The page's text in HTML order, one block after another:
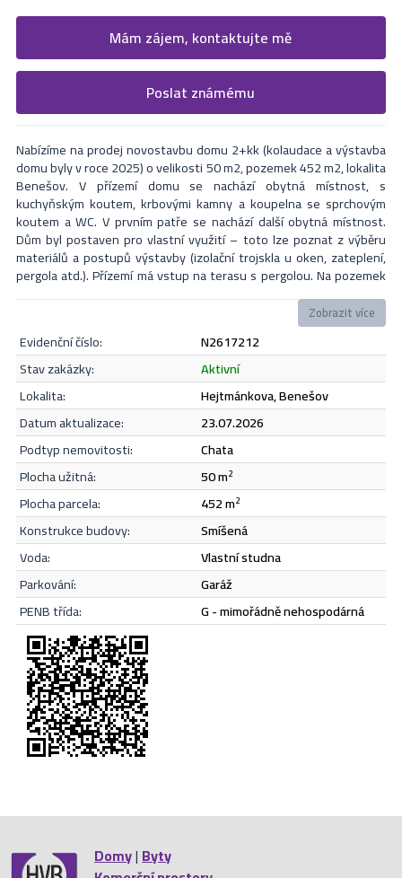
Žádost o více informací
Vyplňte následující formulář. Upřesněte, co by Vás zajímalo. V
nejbližší Vás naši makléři kontaktují.
Souhlasím sezásadami ochrany osobních údajů.
Odeslat
Mám zájem, kontaktujte mě
Formulář odešle nabídku na uvedený email
Poslat známému
Nabízíme na prodej novostavbu domu 2+kk (kolaudace a výstavba
domu byly v roce 2025) o velikosti 50 m2, pozemek 452 m2, lokalita
Benešov. V přízemí domu se nachází obytná místnost, s
kuchyňským koutem, krbovými kamny a koupelna se sprchovým
koutem a WC. V prvním patře se nachází další obytná místnost.
Dům byl postaven pro vlastní využití – toto lze poznat z výběru
materiálů a postupů výstavby (izolační trojskla u oken, zateplení,
pergola atd.). Přízemí má vstup na terasu s pergolou. Na pozemek
je příjezd autem, na zahradě je garáž/úložný prostor. V případě
zájmu či dotazů neváhejte kontaktovat makléře i během víkendu.
Zobrazit více
evidenční číslo:
N2617212
stav zakázky:
aktivní
lokalita:
Hejtmánkova, Benešov
datum aktualizace:
23.07.2026
podtyp nemovitosti:
chata
plocha užitná:
50 m2
plocha parcela: 452 m2
konstrukce budovy:
smíšená
voda:
vlastní studna
parkování:
garáž
PENB třída:
G - mimořádně nehospodárná
Domy|Byty